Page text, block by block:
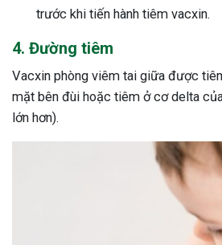
trước khi tiến hành tiêm vacxin.
4. Đường tiêm
Vacxin phòng viêm tai giữa được
mặt bên đùi hoặc tiêm ở cơ delta
lớn hơn).